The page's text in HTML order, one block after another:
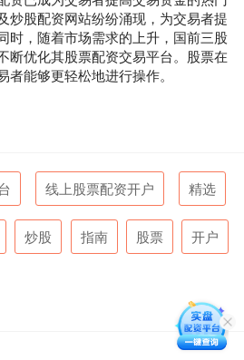
炒股配资网站纷纷涌现，为交易者提
时，随着市场需求的上升，国前三股
断优化其股票配资交易平台。股票在
能够更轻松地进行操作。
线上股票配资开户 精选
炒股 指南 股票 开户